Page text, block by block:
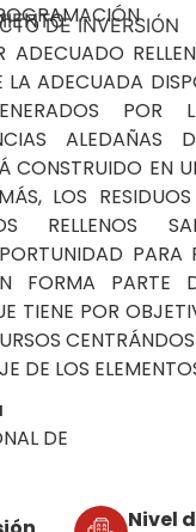
DE INVERSIÓN
ADECUADO
LA ADECUADA
POR
ALEDAÑAS
CONSTRUIDO EN
LOS
RELLENOS
PARA
FORMA PARTE
TIENE POR
DE LOS
DE
Nivel